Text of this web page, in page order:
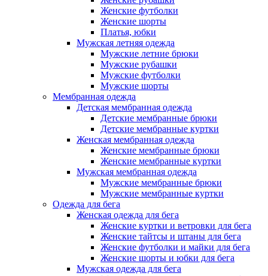
Женские футболки
Женские шорты
Платья, юбки
Мужская летняя одежда
Мужские летние брюки
Мужские рубашки
Мужские футболки
Мужские шорты
Мембранная одежда
Детская мембранная одежда
Детские мембранные брюки
Детские мембранные куртки
Женская мембранная одежда
Женские мембранные брюки
Женские мембранные куртки
Мужская мембранная одежда
Мужские мембранные брюки
Мужские мембранные куртки
Одежда для бега
Женская одежда для бега
Женские куртки и ветровки для бега
Женские тайтсы и штаны для бега
Женские футболки и майки для бега
Женские шорты и юбки для бега
Мужская одежда для бега